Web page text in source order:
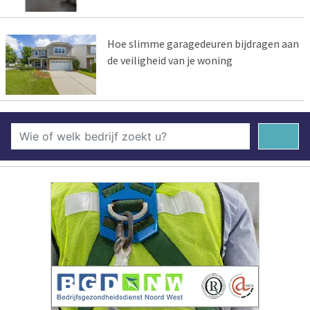
Hoe slimme garagedeuren bijdragen aan
de veiligheid van je woning